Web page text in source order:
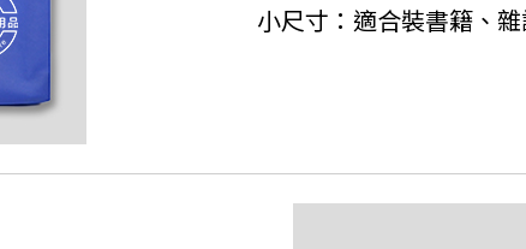
小尺寸：適合裝書籍、